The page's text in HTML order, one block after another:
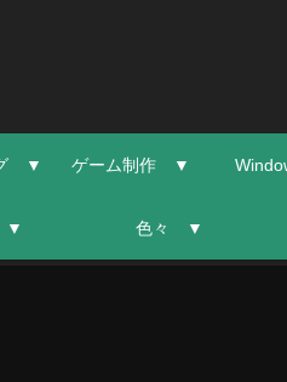
グ ▼ ゲーム制作 ▼
▼ 色々 ▼